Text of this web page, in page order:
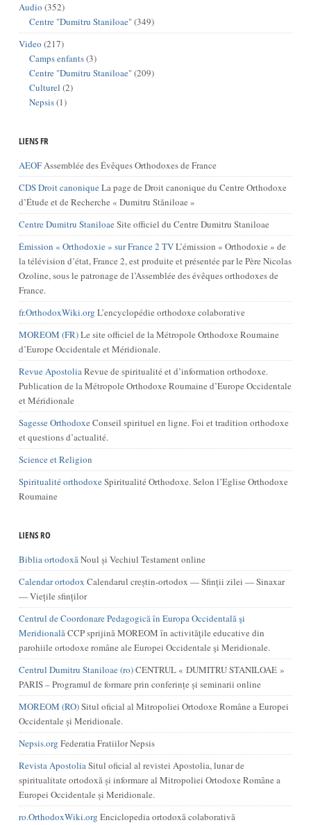
Audio (352)
Centre "Dumitru Staniloae"(349)
Video (217)
Camps enfants(3)
Centre "Dumitru Staniloae"(209)
Culturel (2)
Nepsis(1)
LIENS FR
AEOFAssemblée des Évêques Orthodoxes de France
CDS Droit canoniqueLa page de Droit canonique du Centre Orthodoxe
d’Étude et de Recherche « Dumitru Stăniloae »
Centre Dumitru StaniloaeSite officiel du Centre Dumitru Staniloae
Émission « Orthodoxie » sur France 2 TVL’émission « Orthodoxie » de
la télévision d’état, France 2, est produite et présentée par le Père Nicolas
Ozoline, sous le patronage de l’Assemblée des évêques orthodoxes de
France.
fr.OrthodoxWiki.org L’encyclopédie orthodoxe colaborative
MOREOM (FR)Le site officiel de la Métropole Orthodoxe Roumaine
d’Europe Occidentale et Méridionale.
Revue ApostoliaRevue de spiritualité et d’information orthodoxe.
Publication de la Métropole Orthodoxe Roumaine d’Europe Occidentale
et Méridionale
Sagesse OrthodoxeConseil spirituel en ligne. Foi et tradition orthodoxe
et questions d’actualité.
Science et Religion
Spiritualité orthodoxeSpiritualité Orthodoxe. Selon l’Eglise Orthodoxe
Roumaine
LIENS RO
Biblia ortodoxăNoul și Vechiul Testament online
Calendar ortodox Calendarul creștin-ortodox — Sfinții zilei — Sinaxar
— Viețile sfinților
Centrul de Coordonare Pedagogică în Europa Occidentală şi
MeridionalăCCP sprijină MOREOM în activităţile educative din
parohiile ortodoxe române ale Europei Occidentale şi Meridionale.
Centrul Dumitru Staniloae (ro)CENTRUL « DUMITRU STANILOAE »
PARIS – Programul de formare prin conferințe și seminarii online
MOREOM (RO)Situl oficial al Mitropoliei Ortodoxe Române a Europei
Occidentale și Meridionale.
Nepsis.org Federatia Fratiilor Nepsis
Revista ApostoliaSitul oficial al revistei Apostolia, lunar de
spiritualitate ortodoxă și informare al Mitropoliei Ortodoxe Române a
Europei Occidentale și Meridionale.
ro.OrthodoxWiki.org Enciclopedia ortodoxă colaborativă